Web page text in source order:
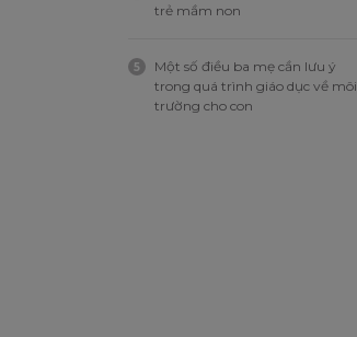
trẻ mầm non
5
Một số điều ba mẹ cần lưu ý
trong quá trình giáo dục về môi
trường cho con